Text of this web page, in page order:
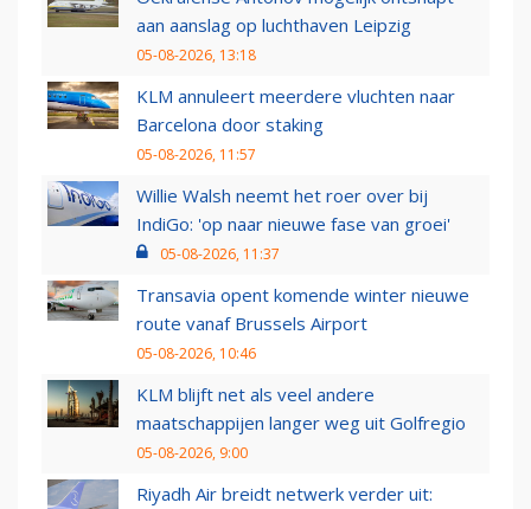
aan aanslag op luchthaven Leipzig
05-08-2026, 13:18
KLM annuleert meerdere vluchten naar
Barcelona door staking
05-08-2026, 11:57
Willie Walsh neemt het roer over bij
IndiGo: 'op naar nieuwe fase van groei'
05-08-2026, 11:37
Transavia opent komende winter nieuwe
route vanaf Brussels Airport
05-08-2026, 10:46
KLM blijft net als veel andere
maatschappijen langer weg uit Golfregio
05-08-2026, 9:00
Riyadh Air breidt netwerk verder uit: